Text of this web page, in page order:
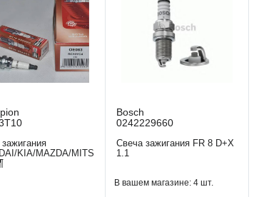
KIA/MAZDA/MITSUBISHI/NISSAN/SUBARU/
Bosch
0242229660
Свеча зажигания FR 8 D+X
1.1
В вашем магазине:4 шт.